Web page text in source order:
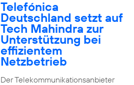
Telefónica
Deutschland setzt auf
Tech Mahindra zur
Unterstützung bei
effizientem
Netzbetrieb
Der Telekommunikationsanbieter